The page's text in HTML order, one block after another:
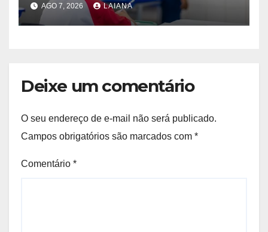
municipal de ensino
AGO 7, 2026 LAIANA
Deixe um comentário
O seu endereço de e-mail não será publicado.
Campos obrigatórios são marcados com *
Comentário *